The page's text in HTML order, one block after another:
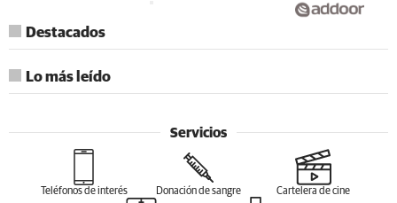
Destacados
Lo más leído
Servicios
Teléfonos de interés Donación de sangre Cartelera de cine